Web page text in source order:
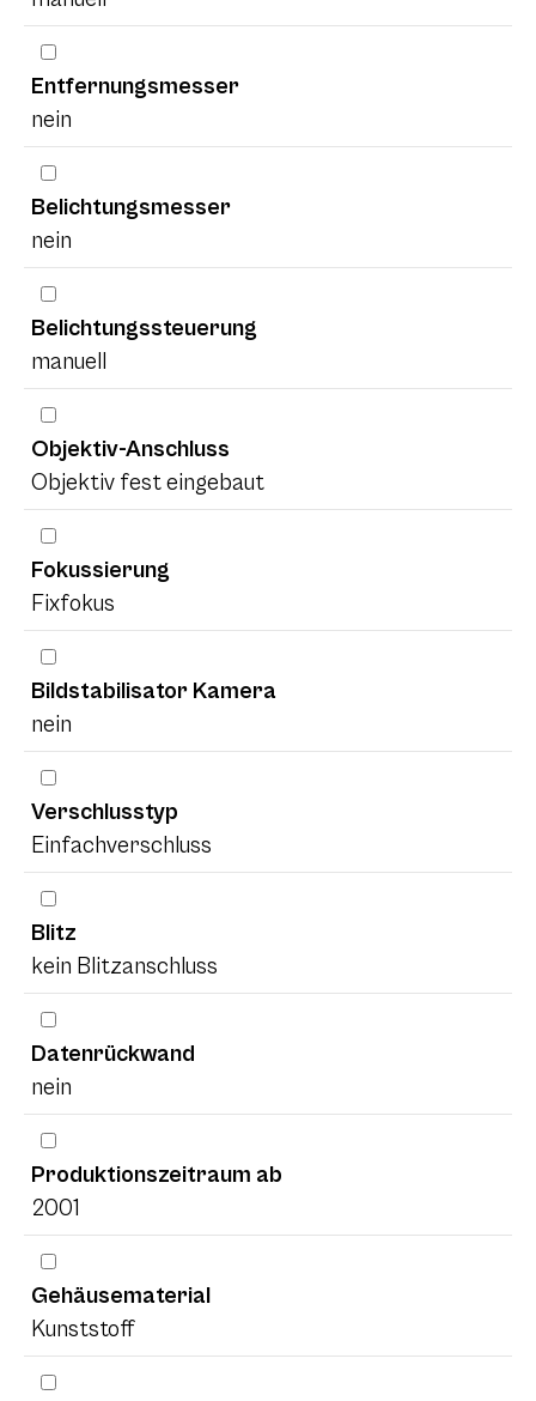
Entfernungsmesser
nein
Belichtungsmesser
nein
Belichtungssteuerung
manuell
Objektiv-Anschluss
Objektiv fest eingebaut
Fokussierung
Fixfokus
Bildstabilisator Kamera
nein
Verschlusstyp
Einfachverschluss
Blitz
kein Blitzanschluss
Datenrückwand
nein
Produktionszeitraum ab
2001
Gehäusematerial
Kunststoff